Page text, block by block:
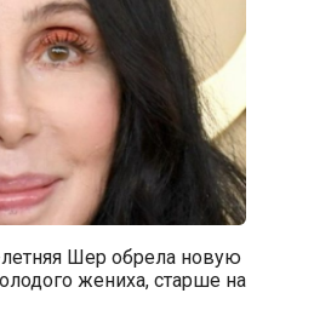
Шер обрела новую
жениха, старше на